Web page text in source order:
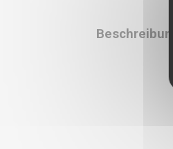
Beschreibung